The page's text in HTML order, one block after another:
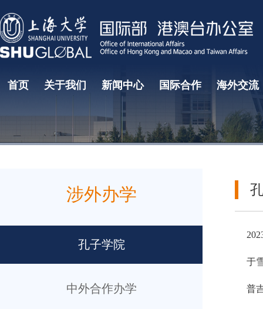
首页 关于我们
部门领导
国际合作处
国际教育学院
国际教育研究中心
国际部大事记
新闻中心 国际合作 海外交流
学生海
项目
常
涉外办学
孔子学院
中外合作办学
于
普